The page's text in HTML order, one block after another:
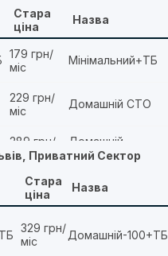
Стара
ціна
Назва
179 грн/
міс
Мінімальний+ТБ
229 грн/
міс
Домашній СТО
289 грн/
міс
Домашній
СТО+ТБ
299 грн/
міс
Домашній ГІГ+ТБ
399 грн/
міс
Все включено
Приватний Сектор
Стара
ціна
Назва
329 грн/
міс
Домашній-100+ТБ